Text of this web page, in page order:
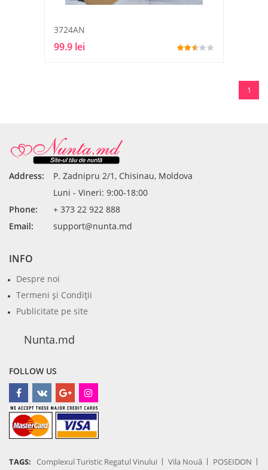
3724AN
99.9 lei
1
Address:
P. Zadnipru 2/1, Chisinau, Moldova
Luni - Vineri: 9:00-18:00
Phone:
+ 373 22 922 888
Email:
support@nunta.md
INFO
Despre noi
Termeni şi Condiţii
Publicitate pe site
Nunta.md
FOLLOW US
TAGS: Complexul Turistic Regatul Vinului Vila Nouă POSEIDON